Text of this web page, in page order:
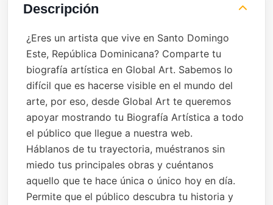
Descripción
¿Eres un artista que vive en Santo Domingo
Este, República Dominicana? Comparte tu
biografía artística en Global Art. Sabemos lo
difícil que es hacerse visible en el mundo del
arte, por eso, desde Global Art te queremos
apoyar mostrando tu Biografía Artística a todo
el público que llegue a nuestra web.
Háblanos de tu trayectoria, muéstranos sin
miedo tus principales obras y cuéntanos
aquello que te hace única o único hoy en día.
Permite que el público descubra tu historia y